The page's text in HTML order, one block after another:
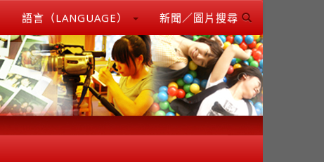
語言（LANGUAGE） 新聞／圖片搜尋